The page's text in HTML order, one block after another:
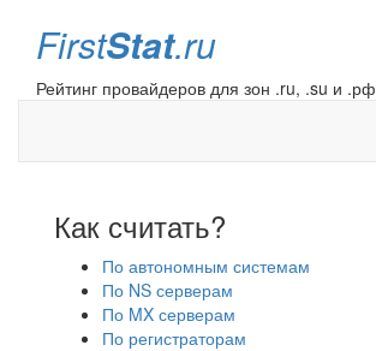
FirstStat.ru
Рейтинг провайдеров для зон .ru, .su и .рф
Как считать?
По автономным системам
По NS серверам
По MX серверам
По регистраторам